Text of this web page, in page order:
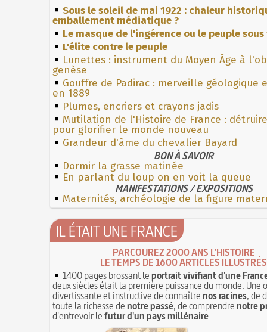
Sous le soleil de mai 1922 : chaleur
emballement médiatique ?
Le masque de l'ingérence ou le peuple
L'élite contre le peuple
Lunettes : instrument du Moyen Âge à
genèse
Gouffre de Padirac : merveille géologique
en 1889
Plumes, encriers et crayons jadis
Mutilation de l'Histoire de France :
pour glorifier le monde nouveau
Grandeur d'âme du chevalier Bayard
BON À SAVOIR
Dormir la grasse matinée
En parlant du loup on en voit la queue
MANIFESTATIONS / EXPOSITIONS
Maternités, archéologie de la figure
IL ÉTAIT UNE FRANCE
PARCOUREZ 2000 ANS L'HISTOIRE
LE TEMPS DE 1600 ARTICLES ILLUSTRÉS
1400 pages brossant leportrait vivifiant d'une
deux siècles était la première puissance du monde. Une
divertissante et instructive de connaîtrenos racines, de
toute la richesse denotre passé, de comprendrenotre
d'entrevoir lefutur d'un pays millénaire